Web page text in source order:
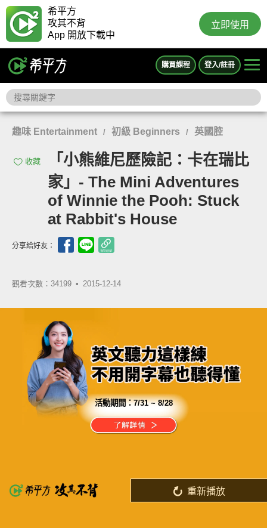
希平方
攻其不背
App 開放下載中
立即使用
購買課程 登入/註冊
趣味 Entertainment / 初級 Beginners / 英國腔
收藏
「小熊維尼歷險記：卡在瑞比
家」- The Mini Adventures
of Winnie the Pooh: Stuck
at Rabbit's House
分享給好友：
觀看次數：34199 • 2015-12-14
活動期間：7/31 ~ 8/28
重新播放
打造你的英文學習方案
了解詳情